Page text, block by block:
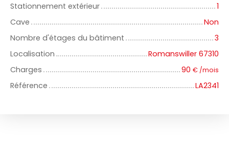
Stationnement extérieur
1
Cave
Non
Nombre d'étages du bâtiment
3
Localisation
Romanswiller 67310
Charges
90 € /mois
Référence LA2341